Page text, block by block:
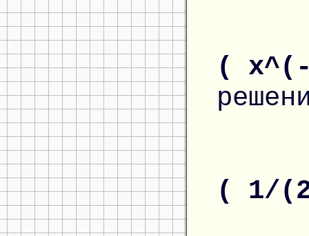
(
( 1/